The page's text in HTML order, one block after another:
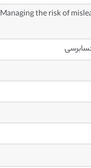
Managing the risk of